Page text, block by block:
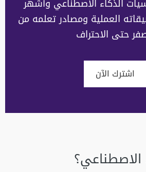
الذكاء الاصطناعي وأشهر
العملية ومصادر تعلمه من
حتى الاحتراف
اشترك الآن